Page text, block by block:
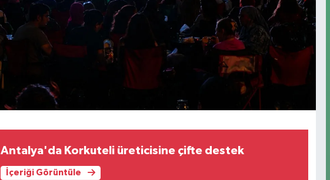
Antalya'da Korkuteli üreticisine çifte destek
İçeriği Görüntüle